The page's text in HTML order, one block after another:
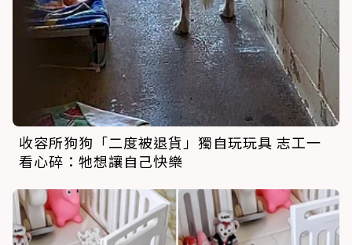
收容所狗狗「二度被退貨」獨自玩玩具 志工一
看心碎：牠想讓自己快樂